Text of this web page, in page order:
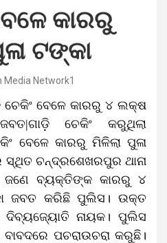
କାରରୁ
ଟଙ୍କା
Media Network1
ଚେକିଂ ବେଳେ କାରରୁ ୪ ଲକ୍ଷ
ଚେକିଂ କରୁଥିଲା
ବେଳେ କାରରୁ ମିଳିଲା ପୁଳା
ସ୍ଥିତ ଚନ୍ଦ୍ରଶେଖରପୁର ଥାନା
ବ୍ୟକ୍ତିଙ୍କ କାରରୁ ୪
ଜବତ କରିଛି ପୁଲିସ। ଉକ୍ତ
ନାୟକ। ପୁଲିସ
ପଚରାଉଚରା କରୁଛି।